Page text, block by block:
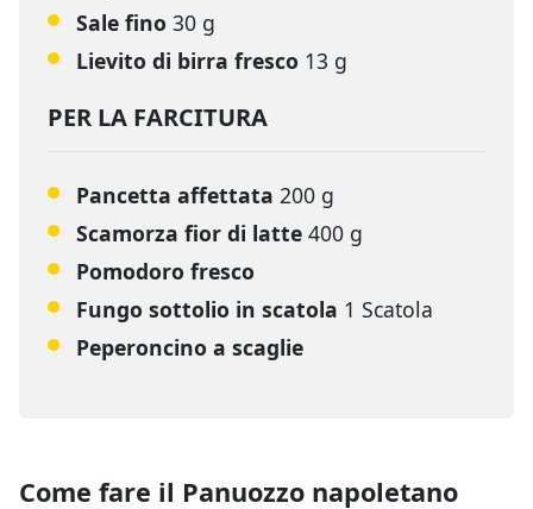
Sale fino 30 g
Lievito di birra fresco 13 g
PER LA FARCITURA
Pancetta affettata 200 g
Scamorza fior di latte 400 g
Pomodoro fresco
Fungo sottolio in scatola 1 Scatola
Peperoncino a scaglie
Come fare il Panuozzo napoletano